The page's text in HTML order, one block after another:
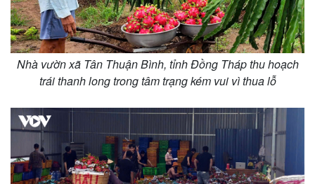
Nhà vườn xã Tân Thuận Bình, tỉnh Đồng Tháp thu hoạch
trái thanh long trong tâm trạng kém vui vì thua lỗ